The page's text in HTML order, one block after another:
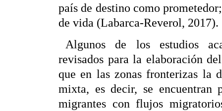
país de destino como
de vida (Labarca-Reverol, 2017).
Algunos de los estudios
revisados para la elaboración
que en las zonas fronterizas la
mixta, es decir, se encuentran
migrantes con flujos